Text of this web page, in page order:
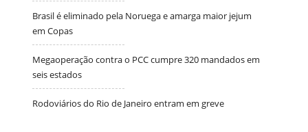
Brasil é eliminado pela Noruega e amarga maior jejum
em Copas
Megaoperação contra o PCC cumpre 320 mandados em
seis estados
Rodoviários do Rio de Janeiro entram em greve